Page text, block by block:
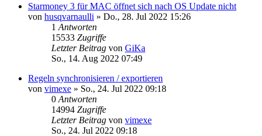
Starmoney 3 für MAC öffnet sich nach OS Update nicht
von husqvarnaulli » Do., 28. Jul 2022 15:26
1 Antworten
15533 Zugriffe
Letzter Beitrag von GiKa
So., 14. Aug 2022 07:49
Regeln synchronisieren / exportieren
von vimexe » So., 24. Jul 2022 09:18
0 Antworten
14994 Zugriffe
Letzter Beitrag von vimexe
So., 24. Jul 2022 09:18